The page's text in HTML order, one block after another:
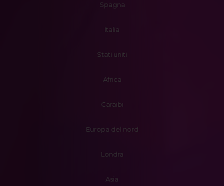
Spagna
Italia
Stati uniti
Africa
Caraibi
Europa del nord
Londra
Asia